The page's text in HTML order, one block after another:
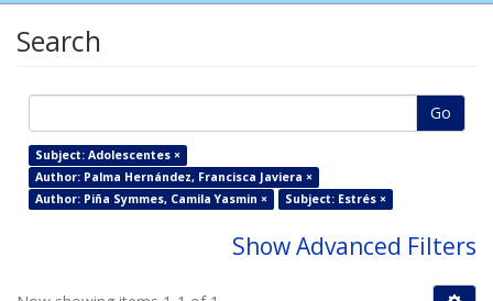
Search
Go
Subject: Adolescentes ×
Author: Palma Hernández, Francisca Javiera ×
Author: Piña Symmes, Camila Yasmin ×
Subject: Estrés ×
Show Advanced Filters